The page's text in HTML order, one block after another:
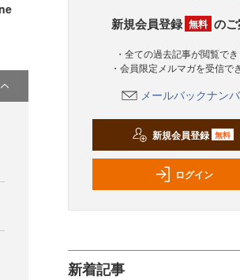
新規会員登録 無料 の
・全ての過去記事が閲覧で
・会員限定メルマガを受信で
メールバックナン
新規会員登録 無料
ログイン
新着記事